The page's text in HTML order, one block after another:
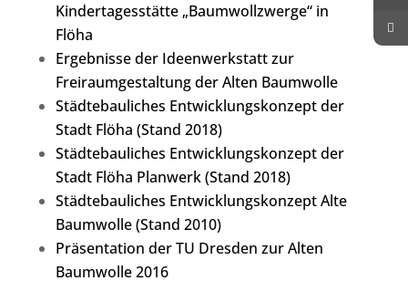
Kindertagesstätte „Baumwollzwerge“ in
Flöha
Ergebnisse der Ideenwerkstatt zur
Freiraumgestaltung der Alten Baumwolle
Städtebauliches Entwicklungskonzept der
Stadt Flöha (Stand 2018)
Städtebauliches Entwicklungskonzept der
Stadt Flöha Planwerk (Stand 2018)
Städtebauliches Entwicklungskonzept Alte
Baumwolle (Stand 2010)
Präsentation der TU Dresden zur Alten
Baumwolle 2016